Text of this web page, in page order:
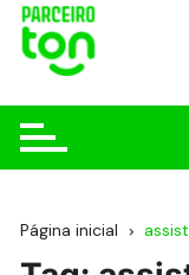
Página inicial